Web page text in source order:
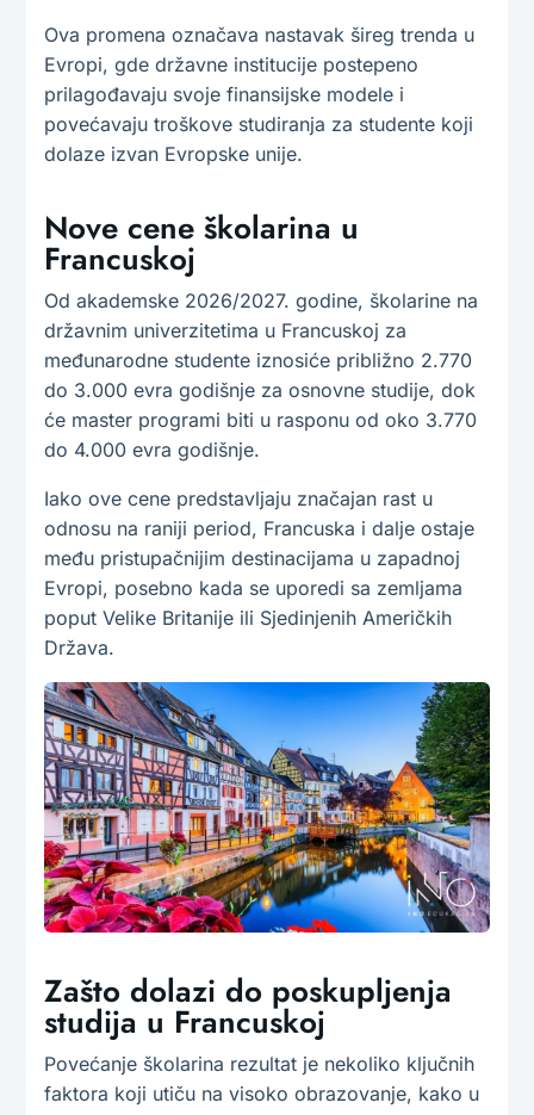
Ova promena označava nastavak šireg trenda u
Evropi, gde državne institucije postepeno
prilagođavaju svoje finansijske modele i
povećavaju troškove studiranja za studente koji
dolaze izvan Evropske unije.
Nove cene školarina u
Francuskoj
Od akademske 2026/2027. godine, školarine na
državnim univerzitetima u Francuskoj za
međunarodne studente iznosiće približno 2.770
do 3.000 evra godišnje za osnovne studije, dok
će master programi biti u rasponu od oko 3.770
do 4.000 evra godišnje.
Iako ove cene predstavljaju značajan rast u
odnosu na raniji period, Francuska i dalje ostaje
među pristupačnijim destinacijama u zapadnoj
Evropi, posebno kada se uporedi sa zemljama
poput Velike Britanije ili Sjedinjenih Američkih
Država.
Zašto dolazi do poskupljenja
studija u Francuskoj
Povećanje školarina rezultat je nekoliko ključnih
faktora koji utiču na visoko obrazovanje, kako u